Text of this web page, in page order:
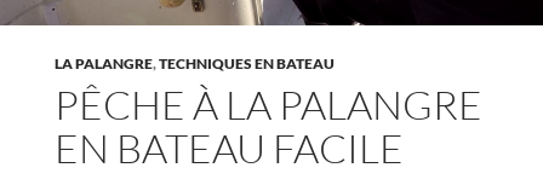
LA PALANGRE,TECHNIQUES EN BATEAU
PÊCHE À LA PALANGRE
EN BATEAU FACILE